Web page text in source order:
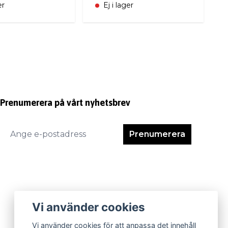
Ej i lager
Prenumerera på vårt nyhetsbrev
Prenumerera
Vi använder cookies
Vi använder cookies för att anpassa det innehåll